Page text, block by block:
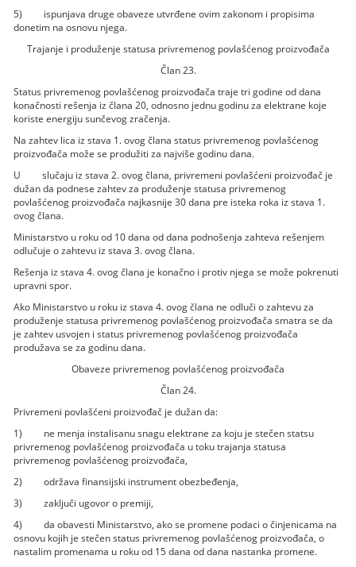
5) ispunjava druge obaveze utvrđene ovim zakonom i propisima
donetim na osnovu njega.
Trajanje i produženje statusa privremenog povlašćenog proizvođača
Član 23.
Status privremenog povlašćenog proizvođača traje tri godine od dana
konačnosti rešenja iz člana 20, odnosno jednu godinu za elektrane koje
koriste energiju sunčevog zračenja.
Na zahtev lica iz stava 1. ovog člana status privremenog povlašćenog
proizvođača može se produžiti za najviše godinu dana.
U slučaju iz stava 2. ovog člana, privremeni povlašćeni proizvođač je
dužan da podnese zahtev za produženje statusa privremenog
povlašćenog proizvođača najkasnije 30 dana pre isteka roka iz stava 1.
ovog člana.
Ministarstvo u roku od 10 dana od dana podnošenja zahteva rešenjem
odlučuje o zahtevu iz stava 3. ovog člana.
Rešenja iz stava 4. ovog člana je konačno i protiv njega se može pokrenuti
upravni spor.
Ako Ministarstvo u roku iz stava 4. ovog člana ne odluči o zahtevu za
produženje statusa privremenog povlašćenog proizvođača smatra se da
je zahtev usvojen i status privremenog povlašćenog proizvođača
produžava se za godinu dana.
Obaveze privremenog povlašćenog proizvođača
Član 24.
Privremeni povlašćeni proizvođač je dužan da:
1) ne menja instalisanu snagu elektrane za koju je stečen statsu
privremenog povlašćenog proizvođača u toku trajanja statusa
privremenog povlašćenog proizvođača,
2) održava finansijski instrument obezbeđenja,
3) zaključi ugovor o premiji,
4) da obavesti Ministarstvo, ako se promene podaci o činjenicama na
osnovu kojih je stečen status privremenog povlašćenog proizvođača, o
nastalim promenama u roku od 15 dana od dana nastanka promene.